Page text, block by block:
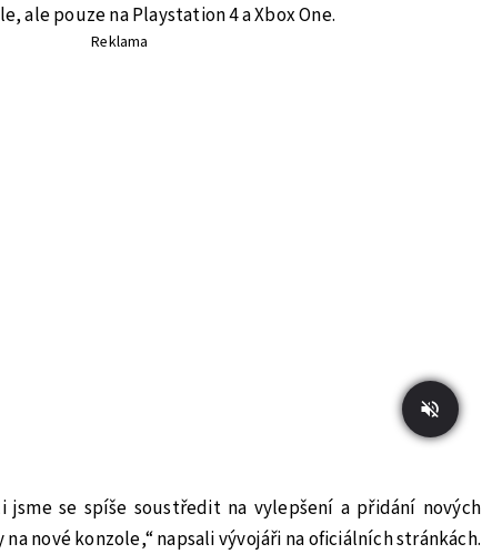
ale pouze na Playstation 4 a Xbox One.
Reklama
jsme se spíše soustředit na vylepšení a přidání nových
nové konzole,“ napsali vývojáři na oficiálních stránkách.